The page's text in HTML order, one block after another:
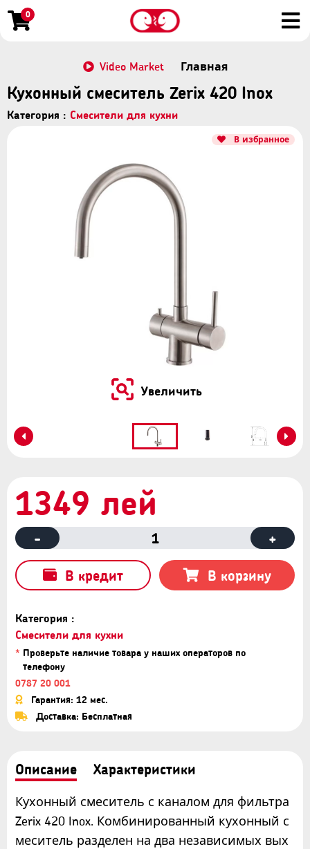
0
Video Market Главная
Кухонный смеситель Zerix 420 Inox
Категория : Смесители для кухни
В избранное
Увеличить
Категория :
Смесители для кухни
* Проверьте наличие товара у наших операторов по
телефону
0787 20 001
Гарантия: 12 мес.
Доставка: Бесплатная
1349 лей
- 1 +
В кредит В корзину
Описание Характеристики
Кухонный смеситель с каналом для фильтра
Zerix 420 Inox. Комбинированный кухонный с
меситель разделен на два независимых вых